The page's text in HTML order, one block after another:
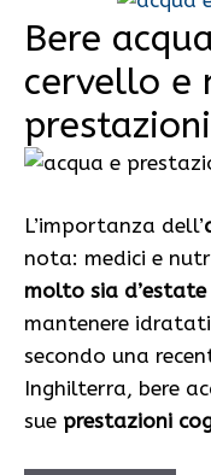
Bere
cervello e
L’importanza dell’
nota: medici e
molto sia d’estate
mantenere
secondo una
Inghilterra, bere
sue prestazioni